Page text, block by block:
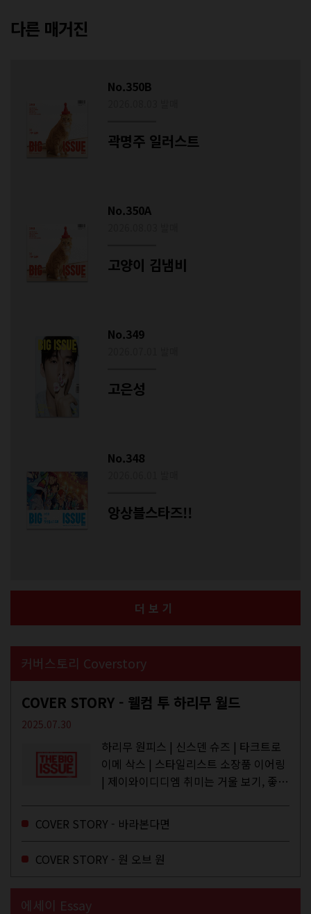
다른 매거진
No.350B
곽명주 일러스트
No.350A
고양이 김냄비
No.349
고은성
No.348
앙상블스타즈!!
더보기
커버스토리 Coverstory
COVER STORY - 웰컴 투 하리무 월드
2025.07.30
하리무 원피스 | 신스덴 슈즈 | 타크트로
이메 삭스 | 스타일리스트 소장품 이어링
| 제이와이디디엠 취미는 거울 보기, 좋아
주와...
COVER STORY - 바라본다면
COVER STORY - 원 오브 원
에세이 Essay